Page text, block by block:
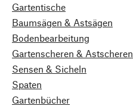
Gartentische
Baumsägen & Astsägen
Bodenbearbeitung
Gartenscheren & Astscheren
Sensen & Sicheln
Spaten
Gartenbücher